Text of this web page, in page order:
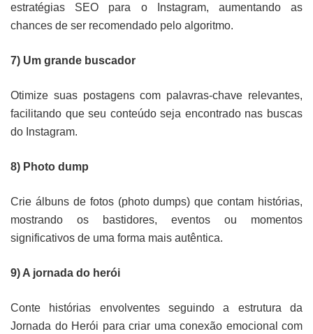
estratégias SEO para o Instagram, aumentando as
chances de ser recomendado pelo algoritmo.
7) Um grande buscador
Otimize suas postagens com palavras-chave relevantes,
facilitando que seu conteúdo seja encontrado nas buscas
do Instagram.
8) Photo dump
Crie álbuns de fotos (photo dumps) que contam histórias,
mostrando os bastidores, eventos ou momentos
significativos de uma forma mais autêntica.
9) A jornada do herói
Conte histórias envolventes seguindo a estrutura da
Jornada do Herói para criar uma conexão emocional com